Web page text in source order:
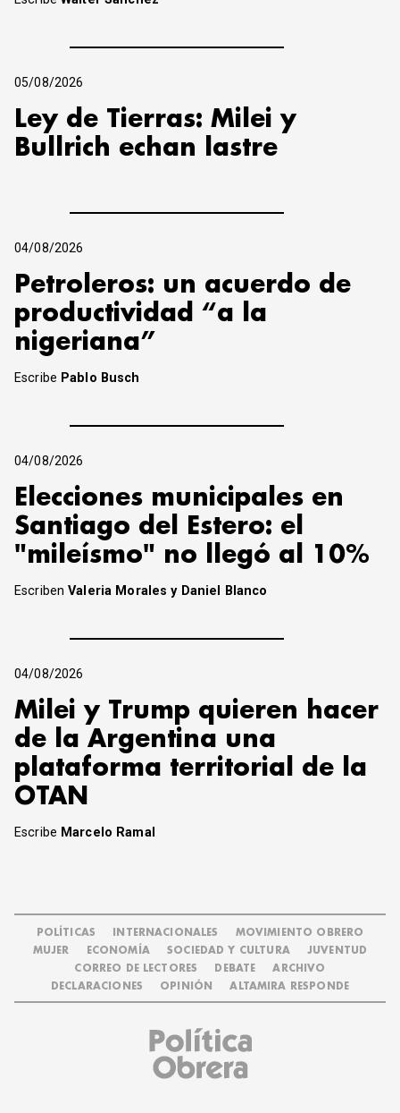
05/08/2026
Ley de Tierras: Milei y
Bullrich echan lastre
04/08/2026
Petroleros: un acuerdo de
productividad “a la
nigeriana”
Escribe Pablo Busch
04/08/2026
Elecciones municipales en
Santiago del Estero: el
"mileísmo" no llegó al 10%
EscribenValeria Morales y Daniel Blanco
04/08/2026
Milei y Trump quieren hacer
de la Argentina una
plataforma territorial de la
OTAN
Escribe Marcelo Ramal
POLÍTICAS INTERNACIONALES
MOVIMIENTO OBRERO
MUJER
ECONOMÍA SOCIEDAD Y CULTURA
JUVENTUD
CORREO DE LECTORES
DEBATE
ARCHIVO
DECLARACIONES
OPINIÓN ALTAMIRA RESPONDE